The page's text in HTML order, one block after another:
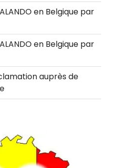
en Belgique par
en Belgique par
auprès de